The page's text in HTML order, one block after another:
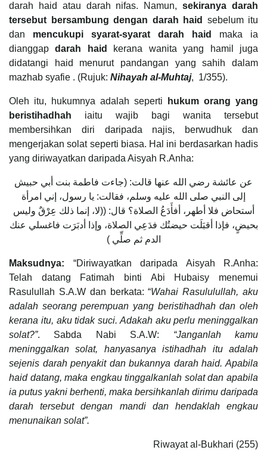
darah haid atau darah nifas. Namun,sekiranya darah
tersebut bersambung dengan darah haid
sebelum itu
dan mencukupi syarat-syarat darah haid
maka ia
dianggapdarah haid
kerana wanita yang hamil juga
didatangi haid menurut pandangan yang sahih dalam
mazhab syafie . (Rujuk: Nihayah al-Muhtaj, 1/355).
Oleh itu, hukumnya adalah seperti
hukum orang yang
beristihadhah iaitu wajib bagi wanita tersebut
membersihkan diri daripada najis, berwudhuk dan
mengerjakan solat seperti biasa. Hal ini berdasarkan hadis
yang diriwayatkan daripada Aisyah R.Anha:
عن عائشة رضي الله عنها قالت: (جاءت فاطمة بنت أبي حبيش
إلى النبي صلى الله عليه وسلم، فقالت: يا رسول، إني امرأة
أستحاض فلا أطهر، أفأَدَعُ الصلاة؟ قال: ((لا، إنما ذلك عِرْقٌ وليس
بحيضٍ، فإذا أقبَلَت حيضتُك فدَعِي الصلاة، وإذا أدبَرَت فاغسلي عنك
الدم ثم صلِّي )
Maksudnya: “Diriwayatkan daripada Aisyah R.Anha:
Telah datang Fatimah binti Abi Hubaisy menemui
Rasulullah S.A.W dan berkata: “Wahai Rasululullah, aku
adalah seorang perempuan yang beristihadhah dan oleh
kerana itu, aku tidak suci. Adakah aku perlu meninggalkan
solat?”. Sabda Nabi S.A.W: “Janganlah kamu
meninggalkan solat, hanyasanya istihadhah itu adalah
sejenis darah penyakit dan bukannya darah haid. Apabila
haid datang, maka engkau tinggalkanlah solat dan apabila
ia putus yakni berhenti, maka bersihkanlah dirimu daripada
darah tersebut dengan mandi dan hendaklah engkau
menunaikan solat”.
Riwayat al-Bukhari (255)